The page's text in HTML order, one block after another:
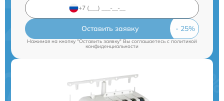
Оставить заявку
Нажимая на кнопку "Оставить заявку" Вы соглашаетесь cполитикой
конфиденциальности